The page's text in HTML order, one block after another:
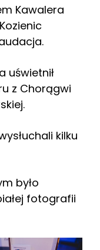
Kawalera
uświetnił
z Chorągwi
kilku
było
fotografii